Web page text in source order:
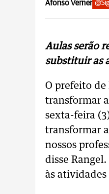
Afonso Verner
Aulas serão
substituir as
O prefeito de
transformar
sexta-feira
transformar
nossos
disse
às atividades